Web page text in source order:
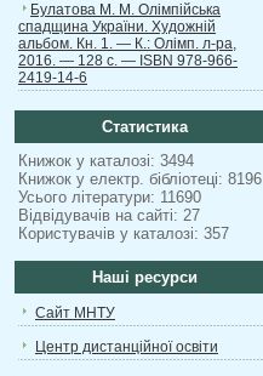
Булатова М. М. Олімпійська
спадщина України. Художній
альбом. Кн. 1. — К.: Олімп. л-ра,
2016. — 128 с. — ISBN 978-966-
2419-14-6
Статистика
Книжок у каталозі: 3494
Книжок у електр. бібліотеці: 8196
Усього літератури: 11690
Відвідувачів на сайті: 27
Користувачів у каталозі: 357
Наші ресурси
Сайт МНТУ
Центр дистанційної освіти